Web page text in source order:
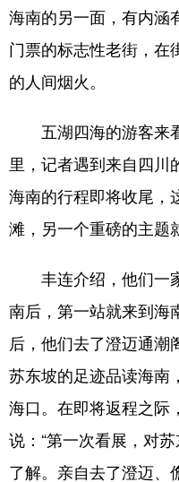
海南的另一面，有内涵
门票的标志性老街，在
的人间烟火。
五湖四海的游客来
里，记者遇到来自四川
海南的行程即将收尾，
滩，另一个重磅的主题
丰连介绍，他们一家
南后，第一站就来到海
后，他们去了澄迈通潮
苏东坡的足迹品读海南
海口。在即将返程之际
说：“第一次看展，对
了解。亲自去了澄迈、